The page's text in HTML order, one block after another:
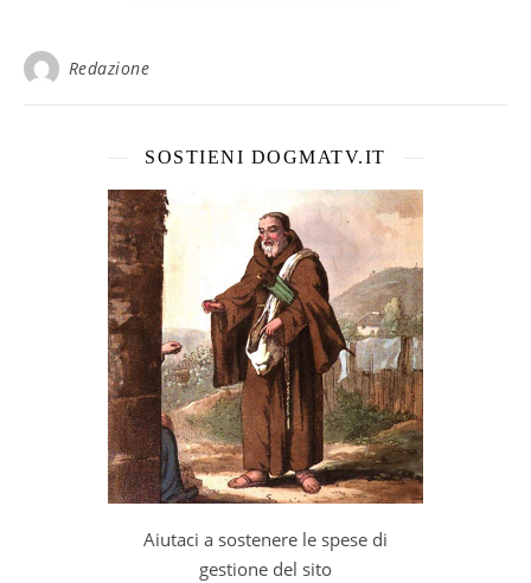
Redazione
SOSTIENI DOGMATV.IT
Aiutaci a sostenere le spese di
gestione del sito